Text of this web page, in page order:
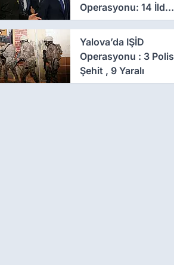
Operasyonu: 14 İlde
Eş Zamanlı Baskın,
641 Gözaltı
Yalova’da IŞİD
Operasyonu : 3 Polis
Şehit , 9 Yaralı